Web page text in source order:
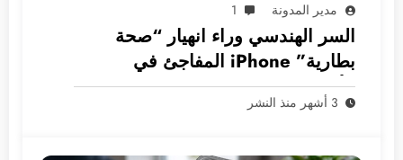
مدير المدونة 1
السر الهندسي وراء انهيار “صحة
بطارية” iPhone المفاجئ في
الأسواق العربية
3 أشهر منذ النشر